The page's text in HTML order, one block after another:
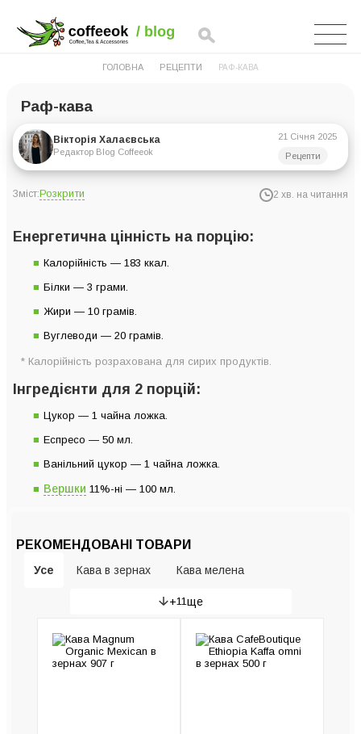
ГОЛОВНА РЕЦЕПТИ РАФ-КАВА
Раф-кава
Вікторія Халаєвська
Редактор Blog Coffeeok
21 Січня 2025
Рецепти
Зміст:Розкрити 2 хв. на читання
Інструкція приготування.
Енергетична цінність на порцію:
Калорійність — 183 ккал.
Білки — 3 грами.
Жири — 10 грамів.
Вуглеводи — 20 грамів.
* Калорійність розрахована для сирих продуктів.
Інгредієнти для 2 порцій:
Цукор — 1 чайна ложка.
Еспресо — 50 мл.
Ванільний цукор — 1 чайна ложка.
Вершки 11%-ні — 100 мл.
РЕКОМЕНДОВАНІ ТОВАРИ
Усе Кава в зернах Кава мелена
Рожкові кавоварки
Кавомашини Кавомолки
+11 ще